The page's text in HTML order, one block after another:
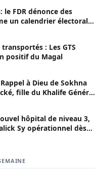
de Bilal Diatta
le FDR dénonce des
un calendrier électoral
: Les GTS
positif du Magal
à Dieu de Sokhna
fille du Khalife Général
hôpital de niveau 3,
Sy opérationnel dès